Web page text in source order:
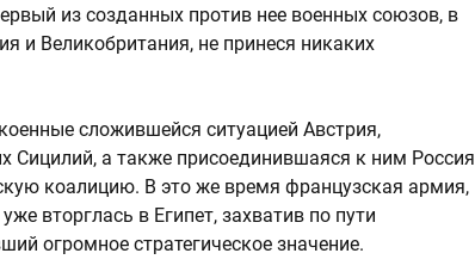
из созданных против нее военных союзов, в
и Великобритания, не принеся никаких
сложившейся ситуацией Австрия,
Сицилий, а также присоединившаяся к ним Россия
коалицию. В это же время французская армия,
вторглась в Египет, захватив по пути
огромное стратегическое значение.